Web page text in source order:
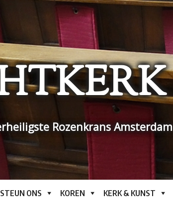
Rozenkrans Amsterdam
STEUN ONS KOREN KERK & KUNST